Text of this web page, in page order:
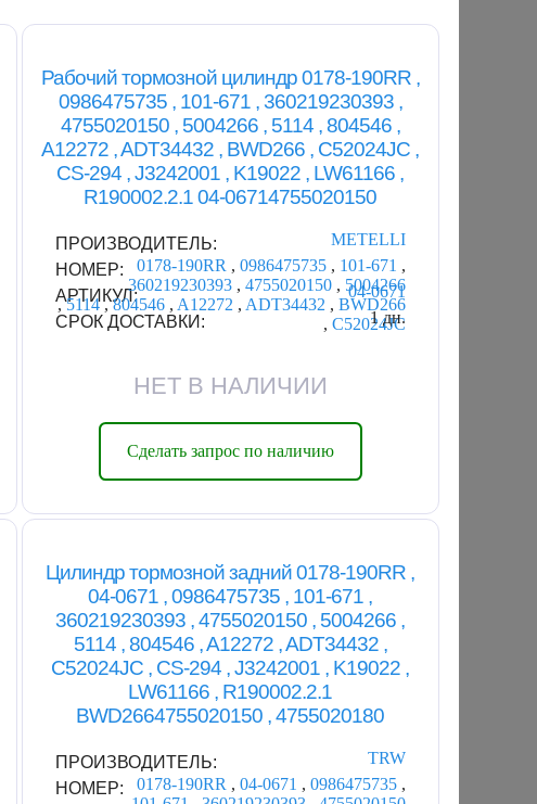
Рабочий тормозной цилиндр 0178-190RR ,
0986475735 , 101-671 , 360219230393 ,
4755020150 , 5004266 , 5114 , 804546 ,
A12272 , ADT34432 , BWD266 , C52024JC ,
CS-294 , J3242001 , K19022 , LW61166 ,
R190002.2.1 04-06714755020150
ПРОИЗВОДИТЕЛЬ:
METELLI
НОМЕР:
0178-190RR , 0986475735 , 101-671 ,
360219230393 , 4755020150 , 5004266
,5114,804546 , A12272 , ADT34432 , BWD266
, C52024JC
АРТИКУЛ:
04-0671
СРОК ДОСТАВКИ:
1 дн.
НЕТ В НАЛИЧИИ
Сделать запрос по наличию
Цилиндр тормозной задний 0178-190RR ,
04-0671 , 0986475735 , 101-671 ,
360219230393 , 4755020150 , 5004266 ,
5114 , 804546 , A12272 , ADT34432 ,
C52024JC , CS-294 , J3242001 , K19022 ,
LW61166 , R190002.2.1
BWD2664755020150 , 4755020180
ПРОИЗВОДИТЕЛЬ:
TRW
НОМЕР:
0178-190RR , 04-0671 , 0986475735 ,